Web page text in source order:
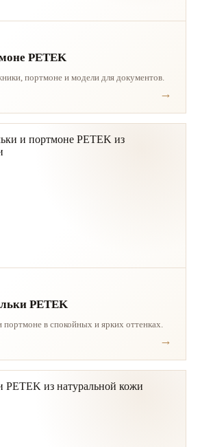
PETEK
портмоне и модели для документов.
PETEK
в спокойных и ярких оттенках.